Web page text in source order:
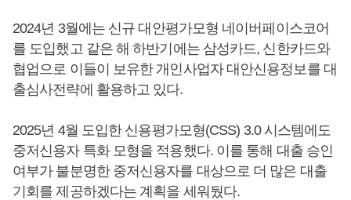
2024년 3월에는 신규 대안평가모형 네이버페이스코어
를 도입했고 같은 해 하반기에는 삼성카드, 신한카드와
협업으로 이들이 보유한 개인사업자 대안신용정보를 대
출심사전략에 활용하고 있다.
2025년 4월 도입한 신용평가모형(CSS) 3.0 시스템에도
중저신용자 특화 모형을 적용했다. 이를 통해 대출 승인
여부가 불분명한 중저신용자를 대상으로 더 많은 대출
기회를 제공하겠다는 계획을 세워뒀다.